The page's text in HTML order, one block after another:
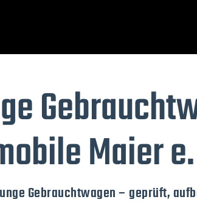
Maier
Gebrauchtwagen – geprüft,